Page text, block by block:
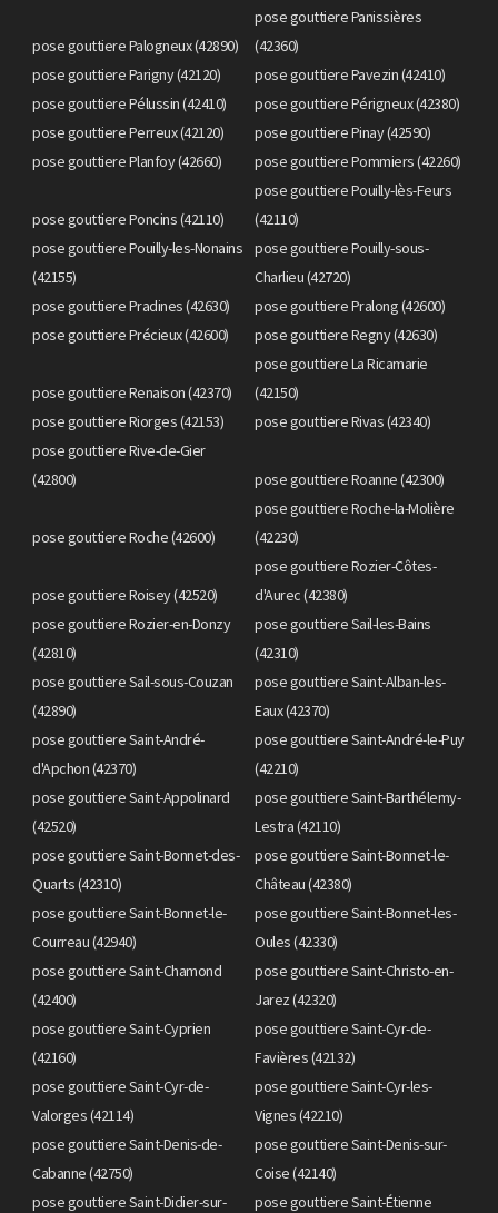
pose gouttiere Palogneux (42890)
pose gouttiere Panissières
(42360)
pose gouttiere Parigny (42120)
pose gouttiere Pavezin (42410)
pose gouttiere Pélussin (42410)
pose gouttiere Périgneux (42380)
pose gouttiere Perreux (42120)
pose gouttiere Pinay (42590)
pose gouttiere Planfoy (42660)
pose gouttiere Pommiers (42260)
pose gouttiere Poncins (42110)
pose gouttiere Pouilly-lès-Feurs
(42110)
pose gouttiere Pouilly-les-Nonains
(42155)
pose gouttiere Pouilly-sous-
Charlieu (42720)
pose gouttiere Pradines (42630)
pose gouttiere Pralong (42600)
pose gouttiere Précieux (42600)
pose gouttiere Regny (42630)
pose gouttiere Renaison (42370)
pose gouttiere La Ricamarie
(42150)
pose gouttiere Riorges (42153)
pose gouttiere Rivas (42340)
pose gouttiere Rive-de-Gier
(42800)
pose gouttiere Roanne (42300)
pose gouttiere Roche (42600)
pose gouttiere Roche-la-Molière
(42230)
pose gouttiere Roisey (42520)
pose gouttiere Rozier-Côtes-
d'Aurec (42380)
pose gouttiere Rozier-en-Donzy
(42810)
pose gouttiere Sail-les-Bains
(42310)
pose gouttiere Sail-sous-Couzan
(42890)
pose gouttiere Saint-Alban-les-
Eaux (42370)
pose gouttiere Saint-André-
d'Apchon (42370)
pose gouttiere Saint-André-le-Puy
(42210)
pose gouttiere Saint-Appolinard
(42520)
pose gouttiere Saint-Barthélemy-
Lestra (42110)
pose gouttiere Saint-Bonnet-des-
Quarts (42310)
pose gouttiere Saint-Bonnet-le-
Château (42380)
pose gouttiere Saint-Bonnet-le-
Courreau (42940)
pose gouttiere Saint-Bonnet-les-
Oules (42330)
pose gouttiere Saint-Chamond
(42400)
pose gouttiere Saint-Christo-en-
Jarez (42320)
pose gouttiere Saint-Cyprien
(42160)
pose gouttiere Saint-Cyr-de-
Favières (42132)
pose gouttiere Saint-Cyr-de-
Valorges (42114)
pose gouttiere Saint-Cyr-les-
Vignes (42210)
pose gouttiere Saint-Denis-de-
Cabanne (42750)
pose gouttiere Saint-Denis-sur-
Coise (42140)
pose gouttiere Saint-Didier-sur-
pose gouttiere Saint-Étienne